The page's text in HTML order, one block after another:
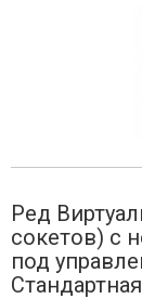
Ред
сокетов) c
под